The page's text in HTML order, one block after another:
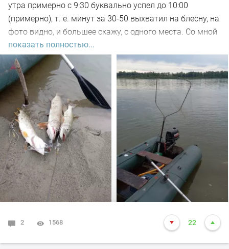
утра примерно с 9:30 буквально успел до 10:00
(примерно), т. е. минут за 30-50 выхватил на блесну, на
фото видно, и большее скажу, с одного места. Со мной
был рыбак, который рыбачил с берега, т. е. я его увез
на остров на белую рыбу, а сам дальше, как обычно, по
корягам. Уже много написал)))). Так вот, сегодня
долбил до вечера выхода не как от слова совсем!!! Но
произошло не которое событие. Я предупредил деда
т.е собирайся домой, а сам от него 100м. И в отвес
между бревен я опустил блесну и понятно толи зацеп,
толи рыба, да оказалось опять дур махина, но я думаю
14-15 это точно. Так вот она меня помучила и я ее в
подсак, сильно ударила и в сплеск. Как так получилось
что в подсаке осталась одна блесна. Ну и как всегда
вам нхнч!!!
показать полностью...
2 1568 22